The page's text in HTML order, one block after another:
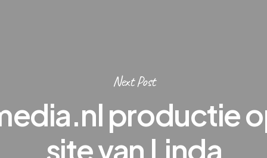
Next Post
productie
site van Linda